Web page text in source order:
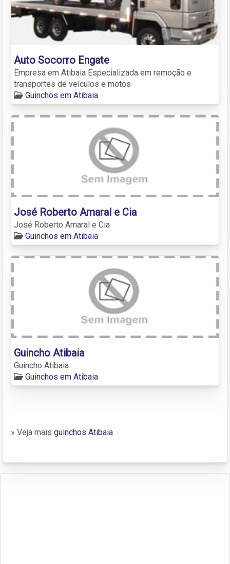
Auto Socorro Engate
Empresa em Atibaia Especializada em remoção e
transportes de veículos e motos
Guinchos em Atibaia
José Roberto Amaral e Cia
José Roberto Amaral e Cia
Guinchos em Atibaia
Guincho Atibaia
Guincho Atibaia
Guinchos em Atibaia
» Veja mais guinchos Atibaia